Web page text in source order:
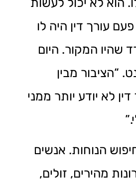
עורך דין היה לו
שהיו המקור. היום
“הציבור מבין
לא יודע יותר ממני
הנוחות. אנשים
מהירים, זולים,